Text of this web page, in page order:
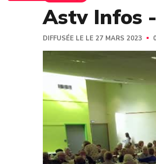
Astv Infos
DIFFUSÉE LE LE 27 MARS 2023